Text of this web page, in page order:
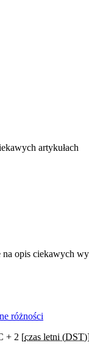
artykułach
opis ciekawych
różności
+ 2 [czas letni (DST)